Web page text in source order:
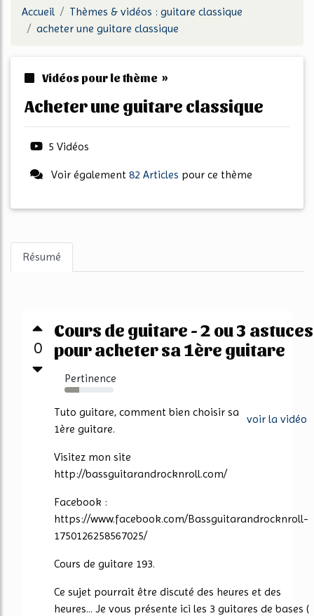
Accueil
Thèmes & vidéos : guitare classique
acheter une guitare classique
Vidéos pour le thème »
acheter une guitare classique
5 Vidéos
Voir également 82 Articles pour ce thème
Résumé
0
Cours de guitare - 2 ou 3 astuces
pour acheter sa 1ère guitare
Pertinence
30%
voir la vidéo
Tuto guitare, comment bien choisir sa
1ère guitare.
Visitez mon site
http://bassguitarandrocknroll.com/
Facebook :
https://www.facebook.com/Bassguitarandrocknroll-
1750126258567025/
Cours de guitare 193.
Ce sujet pourrait être discuté des heures et des
heures... Je vous présente ici les 3 guitares de bases (